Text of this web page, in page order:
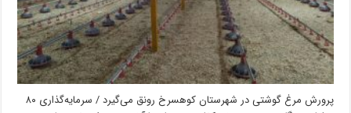
پرورش مرغ گوشتی در شهرستان کوهسرخ رونق می‌گیرد / سرمایه‌گذاری ۸۰